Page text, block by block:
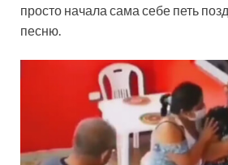
просто начала сама себе петь
песню.